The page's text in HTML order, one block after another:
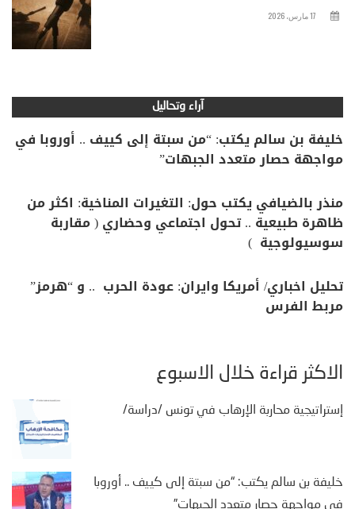
17 مارس، 2026
آراء وتحاليل
خليفة بن سالم يكتب: “من سبتة إلى كييف .. أوروبا في
مواجهة حصار متعدد الجبهات”
منذر بالضيافي يكتب حول: التغيرات المناخية: اكثر من
ظاهرة طبيعية .. تحول اجتماعي وحضاري ( مقاربة
سوسيولوجية )
تحليل اخباري/ أمريكا وايران: عودة الحرب .. و “هرمز”
مربط الفرس
الأكثر قراءة خلال الأسبوع
إستراتيجية محاربة الإرهاب في تونس /دراسة/
خليفة بن سالم يكتب: “من سبتة إلى كييف .. أوروبا
في مواجهة حصار متعدد الجبهات”